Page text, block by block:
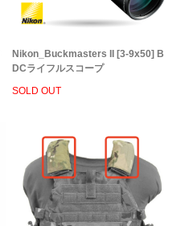
Nikon_Buckmasters II [3-9x50] B
DCライフルスコープ
SOLD OUT